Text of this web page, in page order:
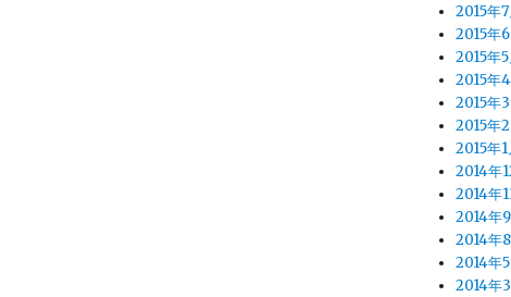
2015年7
2015年
2015年5
2015年
2015年
2015年
2015年1
2014年
2014年
2014年
2014年
2014年
2014年